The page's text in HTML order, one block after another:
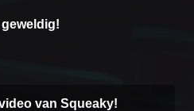
van Squeaky!